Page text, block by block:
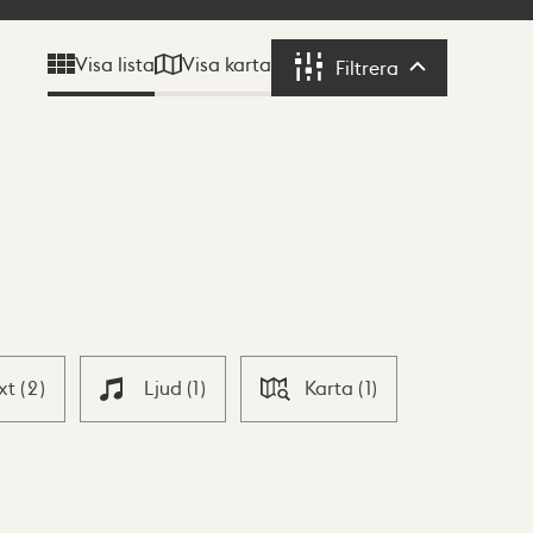
Visa lista Visa karta Filtrera Filtrera
(2) Ljud (1) Karta (1)